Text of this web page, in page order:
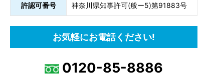
許認可番号 神奈川県知事許可(般ー5)第91883号
お気軽にお電話ください!
0120-85-8886